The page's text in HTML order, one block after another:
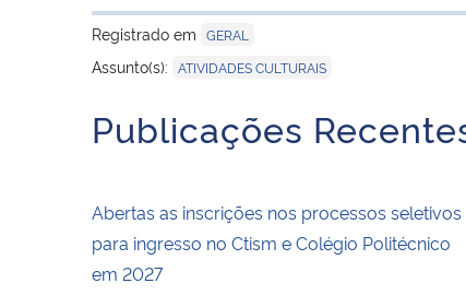
Registrado em GERAL
Assunto(s): ATIVIDADES CULTURAIS
Publicações
Abertas as inscrições nos processos seletivos
para ingresso no Ctism e Colégio Politécnico
em 2027